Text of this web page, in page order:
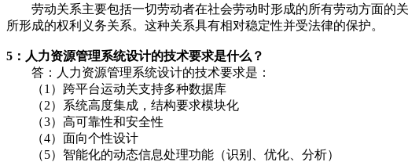
劳动关系主要包括一切劳动者在社会劳动时形成的所有劳动方面的
所形成的权利义务关系。这种关系具有相对稳定性并受法律的保护。
5：人力资源管理系统设计的技术要求是什么？
答：人力资源管理系统设计的技术要求是：
（1）跨平台运动关支持多种数据库
（2）系统高度集成，结构要求模块化
（3）高可靠性和安全性
（4）面向个性设计
（5）智能化的动态信息处理功能（识别、优化、分析）